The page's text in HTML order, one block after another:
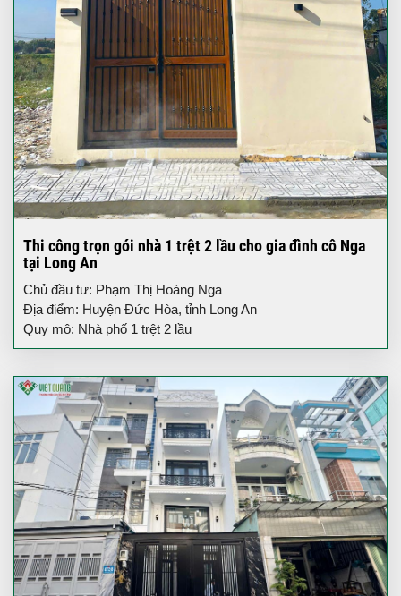
Thi công trọn gói nhà 1 trệt 2 lầu cho gia đình cô Nga
tại Long An
Chủ đầu tư: Phạm Thị Hoàng Nga
Địa điểm: Huyện Đức Hòa, tỉnh Long An
Quy mô: Nhà phố 1 trệt 2 lầu